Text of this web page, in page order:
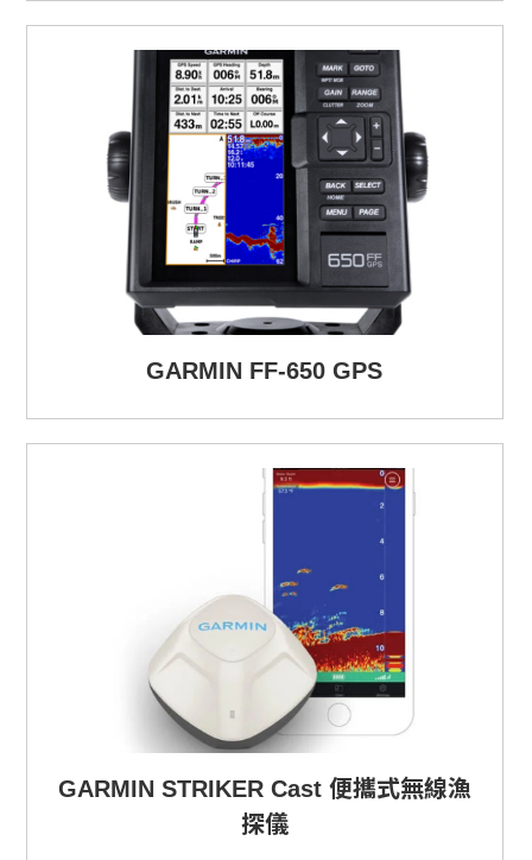
GARMIN FF-650 GPS
GARMIN STRIKER Cast 便攜式無線漁
探儀